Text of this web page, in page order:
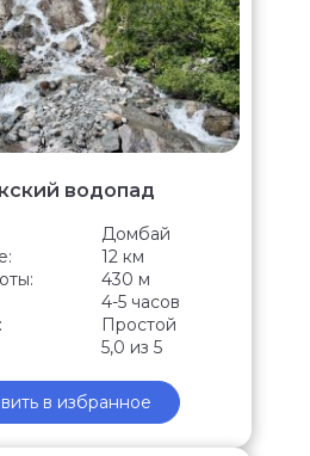
водопад
Домбай
12 км
430 м
4-5 часов
Простой
5,0 из 5
в избранное